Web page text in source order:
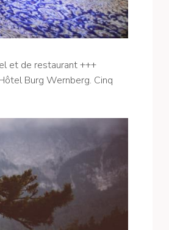
et de restaurant +++
Burg Wernberg. Cinq